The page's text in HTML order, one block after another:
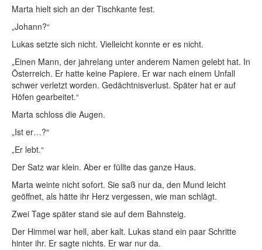
Marta hielt sich an der Tischkante fest.
„Johann?“
Lukas setzte sich nicht. Vielleicht konnte er es nicht.
„Einen Mann, der jahrelang unter anderem Namen gelebt hat. In
Österreich. Er hatte keine Papiere. Er war nach einem Unfall
schwer verletzt worden. Gedächtnisverlust. Später hat er auf
Höfen gearbeitet.“
Marta schloss die Augen.
„Ist er…?“
„Er lebt.“
Der Satz war klein. Aber er füllte das ganze Haus.
Marta weinte nicht sofort. Sie saß nur da, den Mund leicht
geöffnet, als hätte ihr Herz vergessen, wie man schlägt.
Zwei Tage später stand sie auf dem Bahnsteig.
Der Himmel war hell, aber kalt. Lukas stand ein paar Schritte
hinter ihr. Er sagte nichts. Er war nur da.